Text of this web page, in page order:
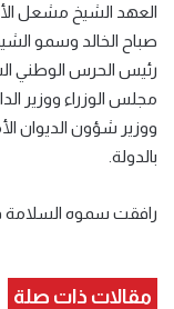
العهد الشيخ مشعل
صباح الخالد وسمو
رئيس الحرس الوطني
مجلس الوزراء ووزير
ووزير شؤون الديوان
بالدولة.
رافقت سموه السلامة
مقالات ذات صلة